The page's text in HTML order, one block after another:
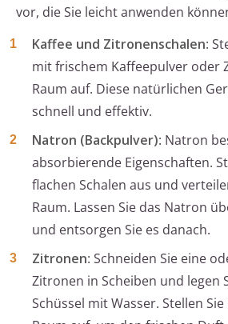
vor, die Sie leicht anwenden
Kaffee und Zitronenschalen:
mit frischem Kaffeepulver oder
Raum auf. Diese natürlichen
schnell und effektiv.
Natron (Backpulver): Natron
absorbierende Eigenschaften.
flachen Schalen aus und
Raum. Lassen Sie das Natron
und entsorgen Sie es danach.
Zitronen: Schneiden Sie eine
Zitronen in Scheiben und legen
Schüssel mit Wasser. Stellen